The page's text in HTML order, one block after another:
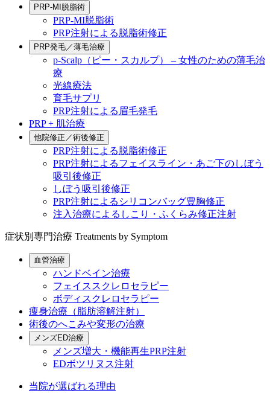
PRP-MI脱脂術
PRP-MI脱脂術
PRP注射による脱脂術修正
PRP発毛／薄毛治療
p-Scalp（ピー・スカルプ） – 女性のための薄毛治
療
光線療法
育毛サプリ
PRP注射による眉毛発毛
PRP + 肌治療
他院修正／術後修正
PRP注射による脱脂術修正
PRP注射によるフェイスライン・あご下のしぼう
吸引後修正
しぼう吸引後修正
PRP注射によるシリコンバッグ豊胸修正
注入治療によるしこり・ふくらみ修正注射
症状別専門治療 Treatments by Symptom
血管治療
ハンドベイン治療
フェイススクレロセラピー
ボディスクレロセラピー
痩身治療（脂肪溶解注射）
術後のへこみや変形の治療
メンズED治療
メンズ増大・機能再生PRP注射
EDボツリヌス注射
当院が選ばれる理由